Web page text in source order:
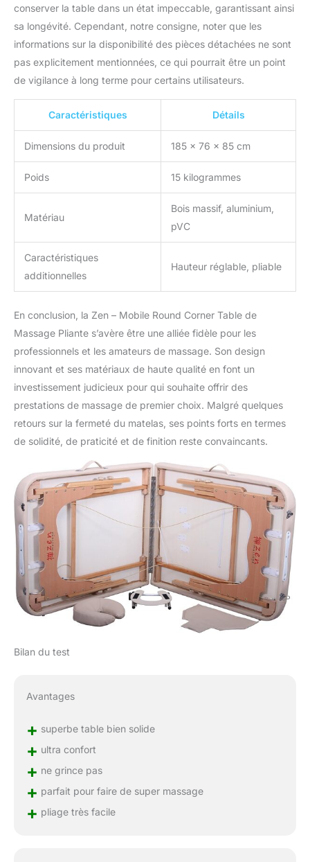
conserver la table dans un état impeccable, garantissant ainsi
sa longévité. Cependant, notre consigne, noter que les
informations sur la disponibilité des pièces détachées ne sont
pas explicitement mentionnées, ce qui pourrait être un point
de vigilance à long terme pour certains utilisateurs.
Caractéristiques Détails
Dimensions du produit 185 x 76 x 85 cm
Poids 15 kilogrammes
Matériau
Bois massif, aluminium,
pVC
Caractéristiques
additionnelles
Hauteur réglable, pliable
En conclusion, la Zen – Mobile Round Corner Table de
Massage Pliante s’avère être une alliée fidèle pour les
professionnels et les amateurs de massage. Son design
innovant et ses matériaux de haute qualité en font un
investissement judicieux pour qui souhaite offrir des
prestations de massage de premier choix. Malgré quelques
retours sur la fermeté du matelas, ses points forts en termes
de solidité, de praticité et de finition reste convaincants.
Bilan du test
Avantages
+ superbe table bien solide
+ ultra confort
+ ne grince pas
+ parfait pour faire de super massage
+ pliage très facile